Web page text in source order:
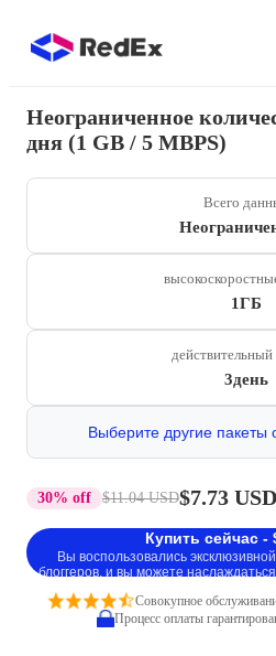
Неограниченное
дня (1 GB / 5 MBPS)
Всего
1ГБ
3день
Выберите другие пакеты
30% off $11.04 USD$7.73 USD
Купить сейчас -
Вы воспользовались
блоггеров, и вы можете
Совокупное
Процесс оплаты